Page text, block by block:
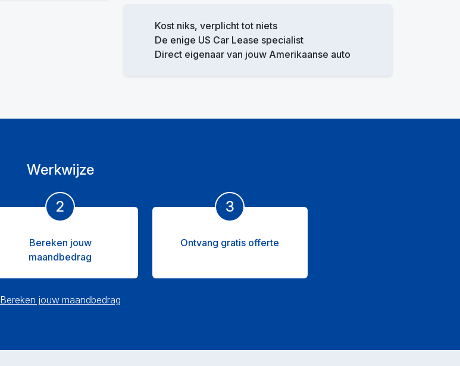
Kost niks, verplicht tot niets
De enige US Car Lease specialist
Direct eigenaar van jouw Amerikaanse auto
Werkwijze
2
Bereken jouw
maandbedrag
3
Ontvang gratis offerte
Bereken jouw maandbedrag